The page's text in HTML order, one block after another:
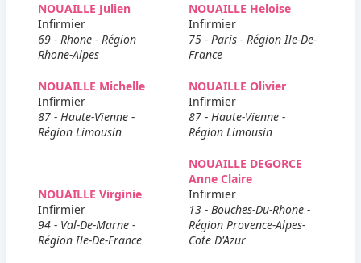
NOUAILLE Julien
Infirmier
69 - Rhone - Région
Rhone-Alpes
NOUAILLE Heloise
Infirmier
75 - Paris - Région Ile-De-
France
NOUAILLE Michelle
Infirmier
87 - Haute-Vienne -
Région Limousin
NOUAILLE Olivier
Infirmier
87 - Haute-Vienne -
Région Limousin
NOUAILLE Virginie
Infirmier
94 - Val-De-Marne -
Région Ile-De-France
NOUAILLE DEGORCE
Anne Claire
Infirmier
13 - Bouches-Du-Rhone -
Région Provence-Alpes-
Cote D'Azur